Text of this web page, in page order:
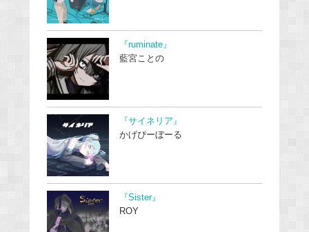
『ruminate』
藍宮ことの
『サイネリア』
かげぴーぼーる
『Sister』
ROY